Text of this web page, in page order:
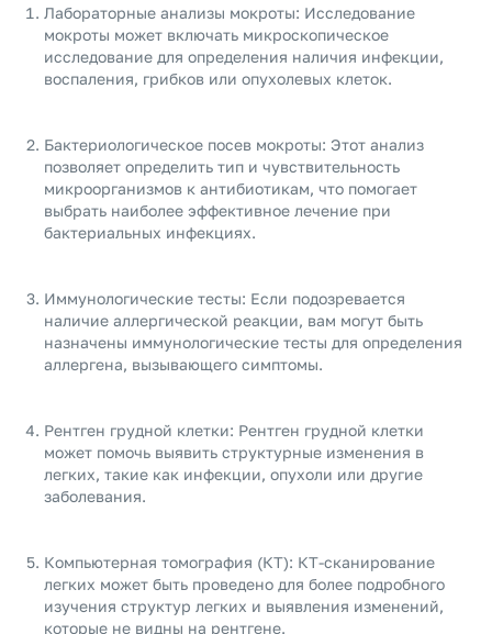
Лабораторные анализы мокроты: Исследование
мокроты может включать микроскопическое
исследование для определения наличия инфекции,
воспаления, грибков или опухолевых клеток.
Бактериологическое посев мокроты: Этот анализ
позволяет определить тип и чувствительность
микроорганизмов к антибиотикам, что помогает
выбрать наиболее эффективное лечение при
бактериальных инфекциях.
Иммунологические тесты: Если подозревается
наличие аллергической реакции, вам могут быть
назначены иммунологические тесты для определения
аллергена, вызывающего симптомы.
Рентген грудной клетки: Рентген грудной клетки
может помочь выявить структурные изменения в
легких, такие как инфекции, опухоли или другие
заболевания.
Компьютерная томография (КТ): КТ-сканирование
легких может быть проведено для более подробного
изучения структур легких и выявления изменений,
которые не видны на рентгене.